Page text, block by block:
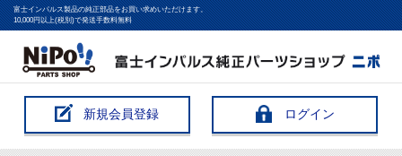
富士インパルス製品の純正部品をお買い求めいただけます。
10,000円以上(税別)で発送手数料無料
新規会員登録 ログイン